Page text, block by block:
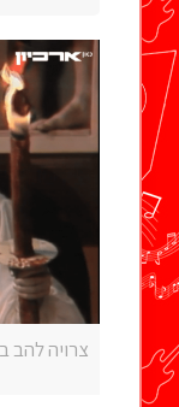
צרויה להב